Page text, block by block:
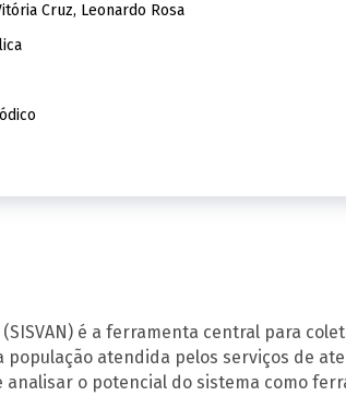
Cruz, Leonardo Rosa
é a ferramenta central para
atendida pelos serviços de
analisar o potencial do sistema como